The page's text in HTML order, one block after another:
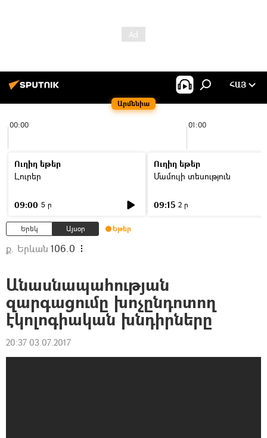
Արմենիա
ՀԱՅ
00:00 01:00
Ուղիղ եթեր
Լուրեր
09:00 5 ր
Ուղիղ եթեր
Մամուլի տեսություն
09:15 2 ր
Երեկ Այսօր Եթեր
ք. Երևան 106.0
Անասնապահության
զարգացումը խոչընդոտող
էկոլոգիական խնդիրները
20:37 03.07.2017